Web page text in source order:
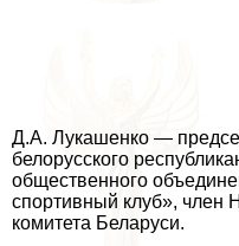
Д.А. Лукашенко —
белорусского
общественного
спортивный клуб», члeн
комитета Беларуси.